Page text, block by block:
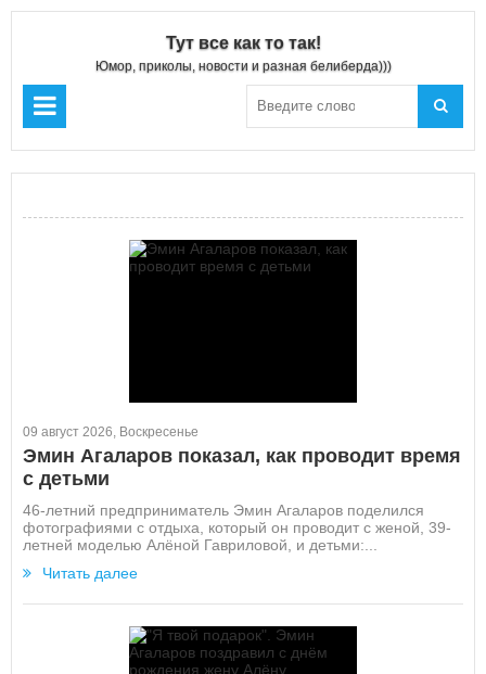
Тут все как то так!
Юмор, приколы, новости и разная белиберда)))
09 август 2026, Воскресенье
Эмин Агаларов показал, как проводит время
с детьми
46-летний предприниматель Эмин Агаларов поделился
фотографиями с отдыха, который он проводит с женой, 39-
летней моделью Алёной Гавриловой, и детьми:...
Читать далее